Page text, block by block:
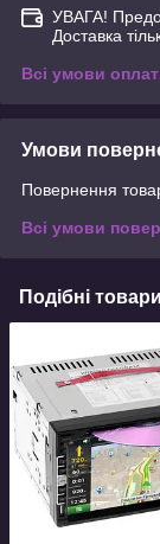
УВАГА!
Доставка
Всі умови
Умови
Повернення
Всі умови
Подібні